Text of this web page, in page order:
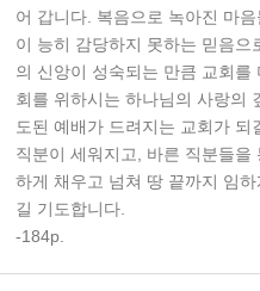
어 갑니다. 복음으로 녹아진 마
이 능히 감당하지 못하는 믿음으
의 신앙이 성숙되는 만큼 교회
회를 위하시는 하나님의 사랑의
도된 예배가 드려지는 교회가
직분이 세워지고, 바른 직분들
하게 채우고 넘쳐 땅 끝까지 임
길 기도합니다.
-184p.